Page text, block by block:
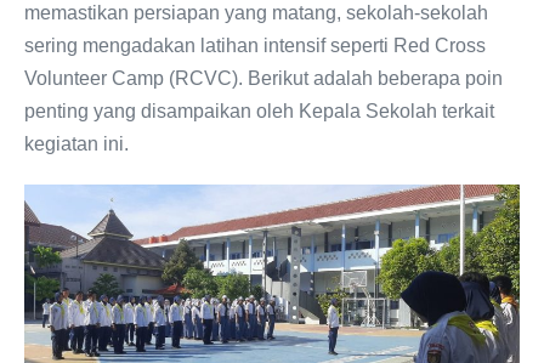
memastikan persiapan yang matang, sekolah-sekolah
sering mengadakan latihan intensif seperti Red Cross
Volunteer Camp (RCVC). Berikut adalah beberapa poin
penting yang disampaikan oleh Kepala Sekolah terkait
kegiatan ini.